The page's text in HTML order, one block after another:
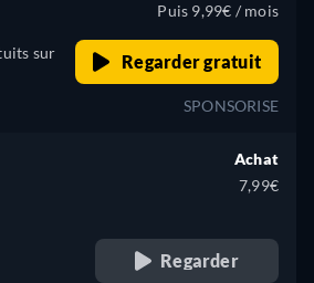
sur
Puis 9,99€ / mois
Regarder gratuit
SPONSORISE
Achat
7,99€
Regarder